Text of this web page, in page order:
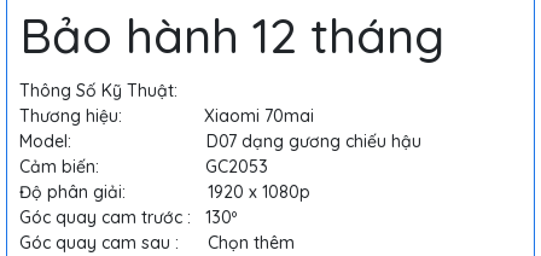
Bảo hành 12 tháng
Thông Số Kỹ Thuật:
Thương hiệu: Xiaomi 70mai
Model: D07 dạng gương chiếu hậu
Cảm biến: GC2053
Độ phân giải: 1920 x 1080p
Góc quay cam trước : 130º
Góc quay cam sau : Chọn thêm